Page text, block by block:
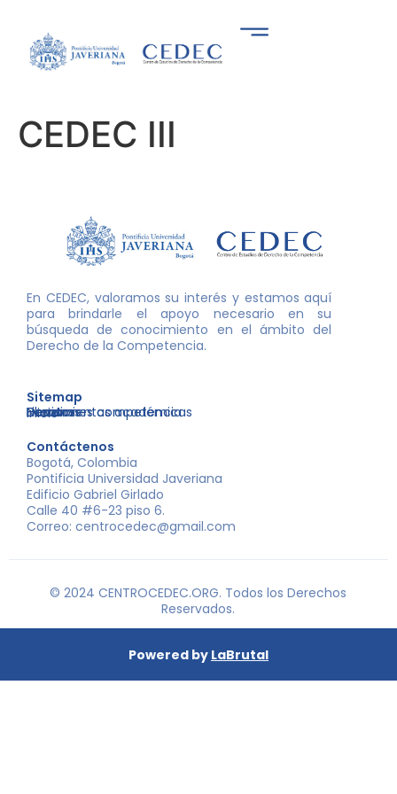
CEDEC III
En CEDEC, valoramos su interés y estamos aquí
para brindarle el apoyo necesario en su
búsqueda de conocimiento en el ámbito del
Derecho de la Competencia.
Sitemap
Inicio
Nosotros
Libros
Decisiones competencia
Eventos
Herramientas académicas
Contáctenos
Bogotá, Colombia
Pontificia Universidad Javeriana
Edificio Gabriel Girlado
Calle 40 #6-23 piso 6.
Correo: centrocedec@gmail.com
© 2024 CENTROCEDEC.ORG. Todos los Derechos
Reservados.
Powered by LaBrutal